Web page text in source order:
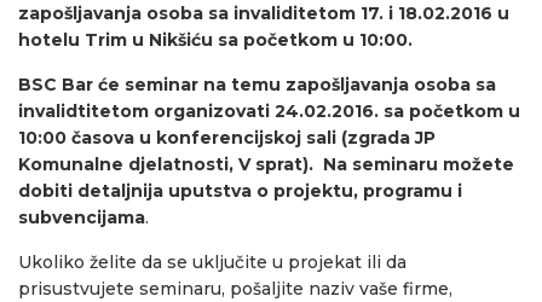
zapošljavanja osoba sa invaliditetom 17. i 18.02.2016 u
hotelu Trim u Nikšiću sa početkom u 10:00.
BSC Bar će seminar na temu zapošljavanja osoba sa
invalidtitetom organizovati 24.02.2016. sa početkom u
10:00 časova u konferencijskoj sali (zgrada JP
Komunalne djelatnosti, V sprat). Na seminaru možete
dobiti detaljnija uputstva o projektu, programu i
subvencijama.
Ukoliko želite da se uključite u projekat ili da
prisustvujete seminaru, pošaljite naziv vaše firme,